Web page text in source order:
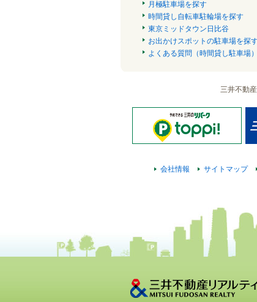
月極駐車場を探す
時間貸し自転車駐輪場を探す
東京ミッドタウン日比谷
お出かけスポットの駐車場を探
よくある質問（時間貸し駐車場）
三井不動
会社情報 サイトマップ